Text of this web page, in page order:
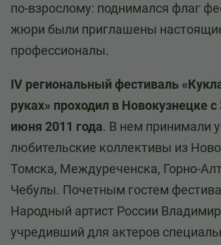
по-взрослому: поднимался флаг
жюри были приглашены
профессионалы.
IV региональный фестиваль
руках» проходил в Новокузнецке с
июня 2011 года. В нем принимали
любительские коллективы из
Томска, Междуреченска, Горно-
Чебулы. Почетным гостем
Народный артист России
учредивший для актеров